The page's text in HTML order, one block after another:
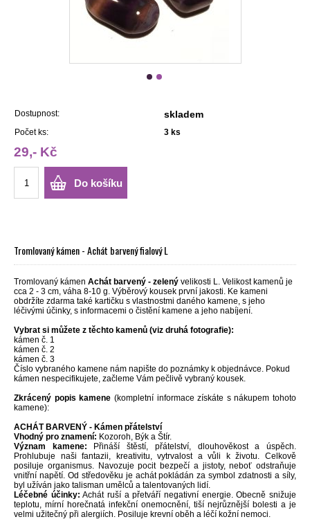
Dostupnost: skladem
Počet ks: 3 ks
29,- Kč
Do košíku
Tromlovaný kámen - Achát barvený fialový L
Tromlovaný kámen Achát barvený - zelený velikosti L. Velikost kamenů je
cca 2 - 3 cm, váha 8-10 g. Výběrový kousek první jakosti. Ke kameni
obdržíte zdarma také kartičku s vlastnostmi daného kamene, s jeho
léčivými účinky, s informacemi o čistění kamene a jeho nabíjení.
Vybrat si můžete z těchto kamenů (viz druhá fotografie):
kámen č. 1
kámen č. 2
kámen č. 3
Číslo vybraného kamene nám napište do poznámky k objednávce. Pokud
kámen nespecifikujete, začleme Vám pečlivě vybraný kousek.
Zkrácený popis kamene (kompletní informace získáte s nákupem tohoto
kamene):
ACHÁT BARVENÝ - Kámen přátelství
Vhodný pro znamení: Kozoroh, Býk a Štír.
Význam kamene: Přináší štěstí, přátelství, dlouhověkost a úspěch.
Prohlubuje naši fantazii, kreativitu, vytrvalost a vůli k životu. Celkově
posiluje organismus. Navozuje pocit bezpečí a jistoty, neboť odstraňuje
vnitřní napětí. Od středověku je achát pokládán za symbol zdatnosti a síly,
byl užíván jako talisman umělců a talentovaných lidí.
Léčebné účinky: Achát ruší a přetváří negativní energie. Obecně snižuje
teplotu, mírní horečnatá infekční onemocnění, tiší nejrůznější bolesti a je
velmi užitečný při alergiích. Posiluje krevní oběh a léčí kožní nemoci.